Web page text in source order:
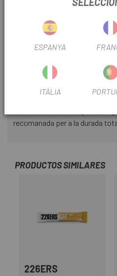
manipulació i consum en
Sense gluten i apte per a
Magnesi → Suport a la funció
Utilització
El moment òptim per
recomanada per a la durada
PRODUCTOS SIMILARES
226ERS
ESPANYA
ITÀLIA